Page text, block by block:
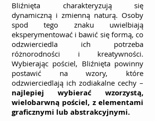
Bliźnięta charakteryzują się
dynamiczną i zmienną naturą. Osoby
spod tego znaku uwielbiają
eksperymentować i bawić się formą, co
odzwierciedla ich potrzeba
różnorodności i kreatywności.
Wybierając pościel, Bliźnięta powinny
postawić na wzory, które
najlepiej wybierać wzorzystą,
wielobarwną pościel, z elementami
graficznymi lub abstrakcyjnymi.